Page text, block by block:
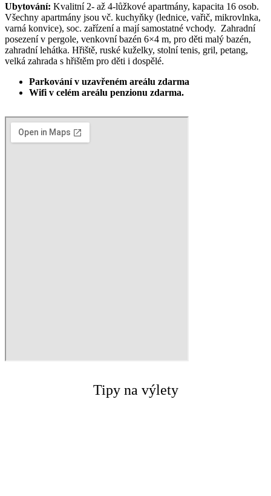
Ubytování: Kvalitní 2- až 4-lůžkové apartmány, kapacita 16 osob.
Všechny apartmány jsou vč. kuchyňky (lednice, vařič, mikrovlnka,
varná konvice), soc. zařízení a mají samostatné vchody. Zahradní
posezení v pergole, venkovní bazén 6×4 m, pro děti malý bazén,
zahradní lehátka. Hřiště, ruské kuželky, stolní tenis, gril, petang,
velká zahrada s hřištěm pro děti i dospělé.
Parkování v uzavřeném areálu zdarma
Wifi v celém areálu penzionu zdarma.
Tipy na výlety